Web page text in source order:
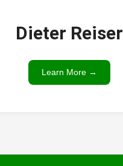
Dieter Reiser
Learn More →